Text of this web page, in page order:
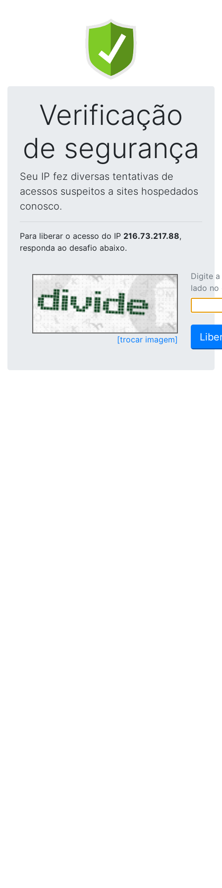
Verificação
de segurança
Seu IP fez diversas tentativas de
acessos suspeitos a sites hospedados
conosco.
Para liberar o acesso do IP 216.73.217.88,
responda ao desafio abaixo.
[trocar imagem]
Digite
lado no